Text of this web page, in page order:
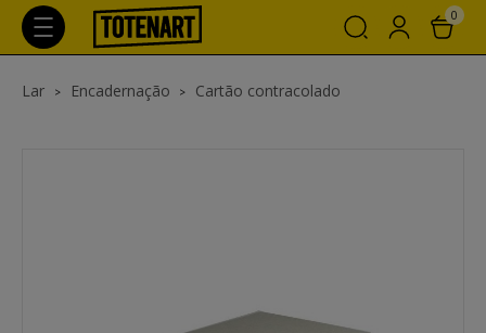
0
Lar Encadernação Cartão contracolado